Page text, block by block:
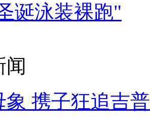
诞泳装裸跑"
闻
象 携子狂追吉